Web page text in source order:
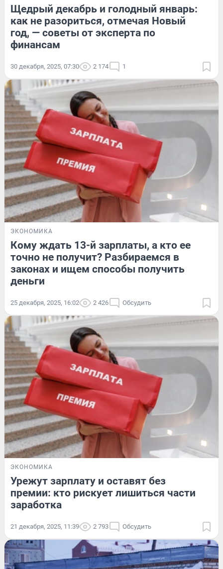
Щедрый декабрь и голодный январь:
как не разориться, отмечая Новый
год, — советы от эксперта по
финансам
30 декабря, 2025, 07:30 2 174 1
ЭКОНОМИКА
Кому ждать 13-й зарплаты, а кто ее
точно не получит? Разбираемся в
законах и ищем способы получить
деньги
25 декабря, 2025, 16:02 2 426 Обсудить
ЭКОНОМИКА
Урежут зарплату и оставят без
премии: кто рискует лишиться части
заработка
21 декабря, 2025, 11:39 2 793 Обсудить